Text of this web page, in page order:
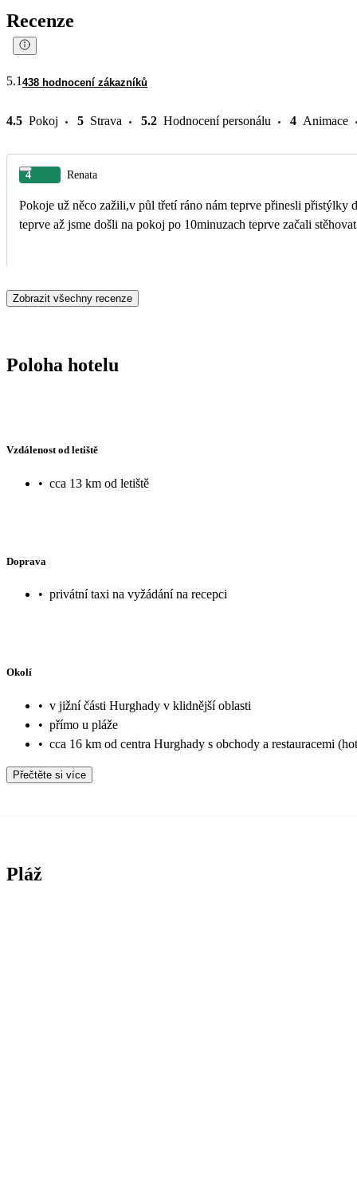
Recenze
5.1 438 hodnocení zákazníků
4.5 Pokoj 5 Strava 5.2 Hodnocení personálu 4 Animace
4 Renata
Pokoje už něco zažili,v půl třetí ráno nám teprve přinesli přistýlky
teprve až jsme došli na pokoj po 10minuzach teprve začali
Zobrazit všechny recenze
Poloha hotelu
Vzdálenost od letiště
• cca 13 km od letiště
Doprava
• privátní taxi na vyžádání na recepci
Okolí
• v jižní části Hurghady v klidnější oblasti
• přímo u pláže
• cca 16 km od centra Hurghady s obchody a restauracemi
Přečtěte si více
Pláž